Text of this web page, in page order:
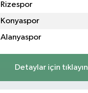
Rizespor
Konyaspor
Alanyaspor
Detaylar için tıklayın